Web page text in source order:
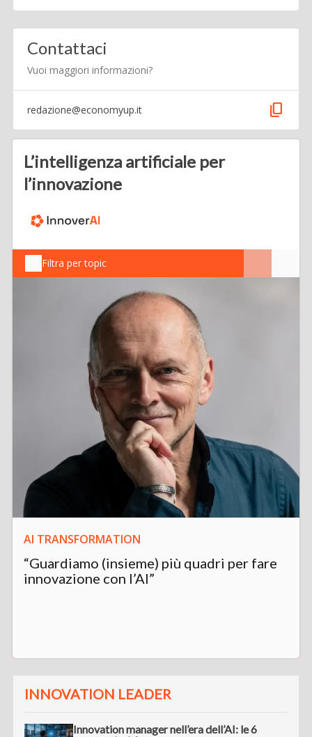
Contattaci
Vuoi maggiori informazioni?
redazione@economyup.it content_copy
L’intelligenza artificiale per
l’innovazione
Filtra per topic
AI TRANSFORMATION
“Guardiamo (insieme) più quadri per fare
innovazione con l’AI”
INNOVATION LEADER
Innovation manager nell’era dell’AI: le 6